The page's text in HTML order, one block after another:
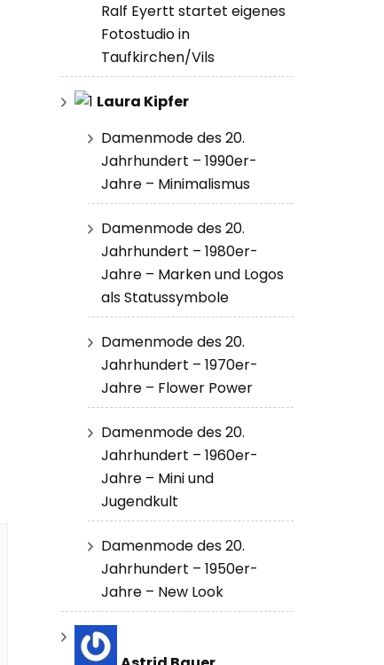
Ralf Eyertt startet eigenes
Fotostudio in
Taufkirchen/Vils
Laura Kipfer
Damenmode des 20.
Jahrhundert – 1990er-
Jahre – Minimalismus
Damenmode des 20.
Jahrhundert – 1980er-
Jahre – Marken und Logos
als Statussymbole
Damenmode des 20.
Jahrhundert – 1970er-
Jahre – Flower Power
Damenmode des 20.
Jahrhundert – 1960er-
Jahre – Mini und
Jugendkult
Damenmode des 20.
Jahrhundert – 1950er-
Jahre – New Look